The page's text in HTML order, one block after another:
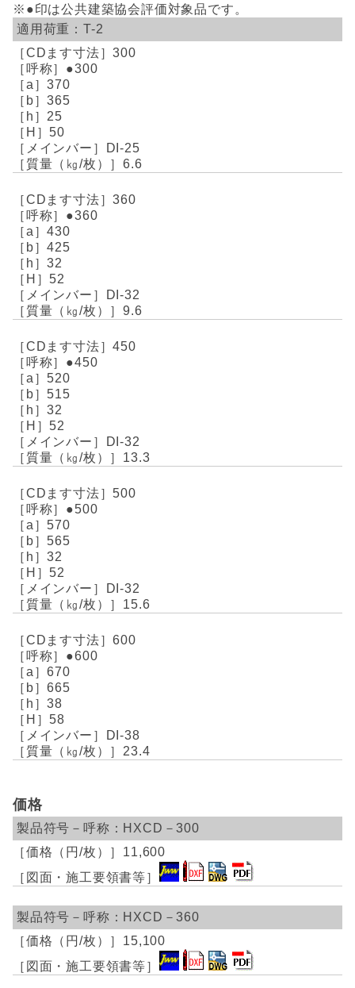
※●印は公共建築協会評価対象品です。
T-2
300
●300
370
365
25
50
DI-25
6.6
360
●360
430
425
32
52
DI-32
9.6
450
●450
520
515
32
52
DI-32
13.3
500
●500
570
565
32
52
DI-32
15.6
600
●600
670
665
38
58
DI-38
23.4
価格
HXCD－300
11,600
HXCD－360
15,100